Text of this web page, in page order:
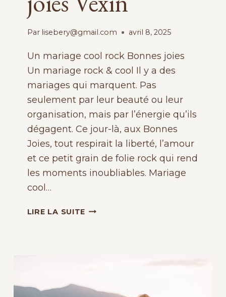
Par lisebery@gmail.com avril 8, 2025
Un mariage cool rock Bonnes joies
Un mariage rock & cool Il y a des
mariages qui marquent. Pas
seulement par leur beauté ou leur
organisation, mais par l’énergie qu’ils
dégagent. Ce jour-là, aux Bonnes
Joies, tout respirait la liberté, l’amour
et ce petit grain de folie rock qui rend
les moments inoubliables. Mariage
cool…
LIRE LA SUITE MARIAGE